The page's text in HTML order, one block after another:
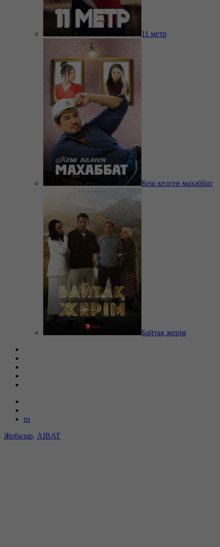
11 метр
Кеш келген махаббат
Байтақ жерім
ru
Жобалар. AIBAT